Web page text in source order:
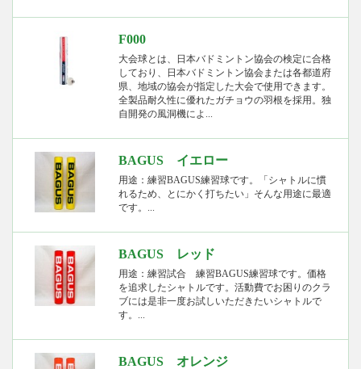
F000
大会球とは、日本バドミントン協会の検定に合格
しており、日本バドミントン協会または各都道府
県、地域の協会が指定した大会で使用できます。
全製品耐久性に優れたガチョウの羽根を採用。独
自開発の風洞機によ...
BAGUS イエロー
用途：練習BAGUS練習球です。「シャトルに慣
れるため、とにかく打ちたい」そんな用途に最適
です。...
BAGUS レッド
用途：練習試合 練習BAGUS練習球です。価格
を追求したシャトルです。活動費でお困りのクラ
ブには是非一度お試しいただきたいシャトルで
す。...
BAGUS オレンジ